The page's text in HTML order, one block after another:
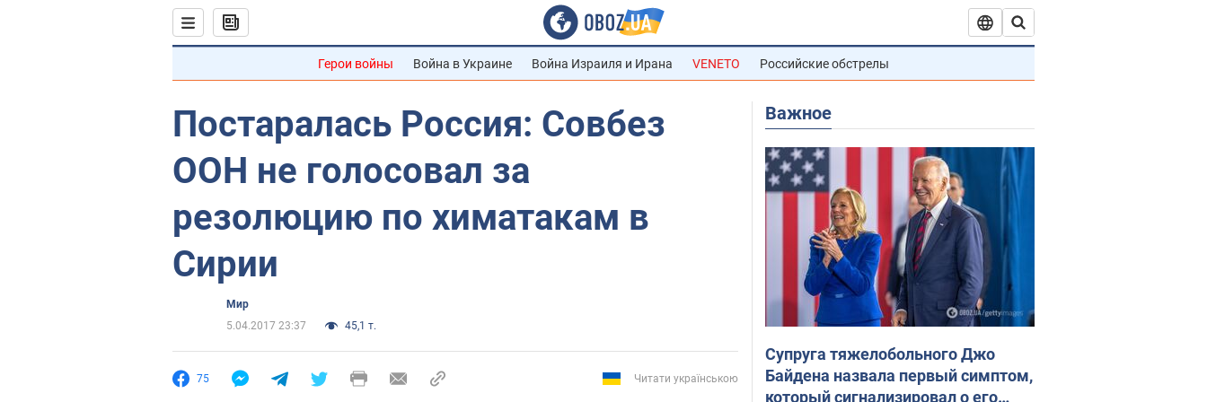
Герои войны Война в Украине Война Израиля и Ирана VENETO Российские обстрелы
Постаралась Россия: Совбез
ООН не голосовал за
резолюцию по химатакам в
Сирии
Мир
5.04.2017 23:37
45,1 т.
75 Читати українською
Важное
Супруга тяжелобольного Джо
Байдена назвала первый симптом,
который сигнализировал о его